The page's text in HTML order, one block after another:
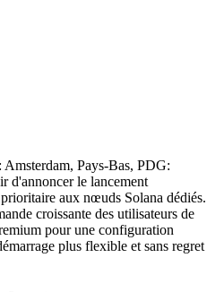
Pays-Bas, PDG:
d'annoncer le lancement
aux nœuds Solana dédiés.
croissante des utilisateurs de
pour une configuration
plus flexible et sans regret